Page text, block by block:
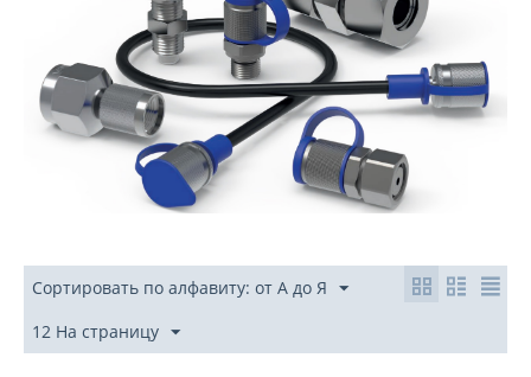
Сортировать по алфавиту: от А до Я
12 На страницу